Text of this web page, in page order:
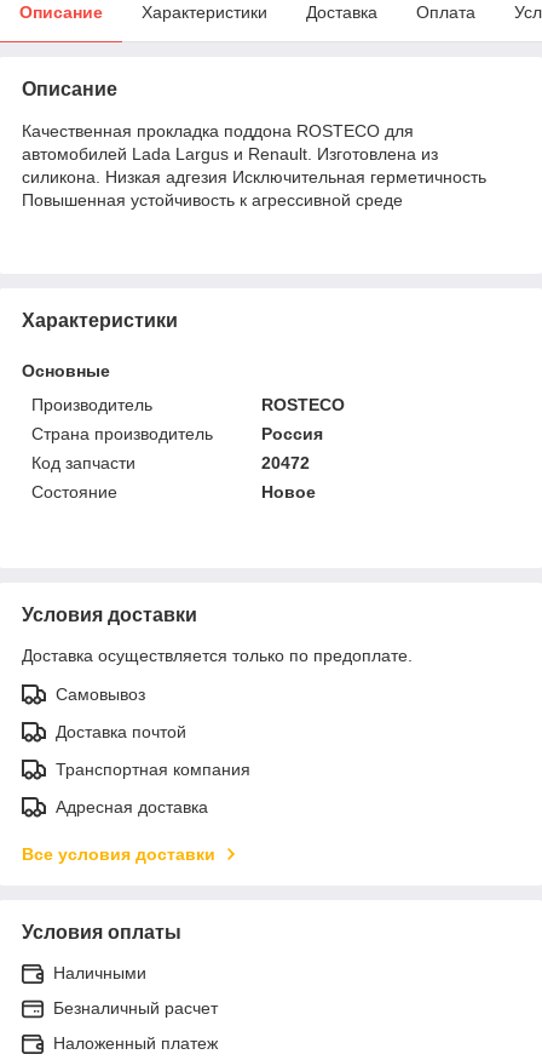
Описание Характеристики Доставка Оплата
Описание
Качественная прокладка поддона ROSTECO для
автомобилей Lada Largus и Renault. Изготовлена из
силикона. Низкая адгезия Исключительная герметичность
Повышенная устойчивость к агрессивной среде
Характеристики
Основные
Производитель
ROSTECO
Страна производитель
Россия
Код запчасти
20472
Состояние
Новое
Условия доставки
Доставка осуществляется только по предоплате.
Самовывоз
Доставка почтой
Транспортная компания
Адресная доставка
Все условия доставки
Условия оплаты
Наличными
Безналичный расчет
Наложенный платеж